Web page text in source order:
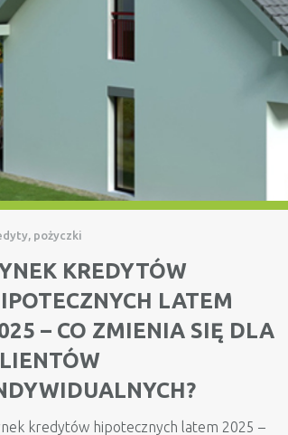
pożyczki
KREDYTÓW
LATEM
– CO ZMIENIA SIĘ DLA
kredytów hipotecznych latem 2025 –